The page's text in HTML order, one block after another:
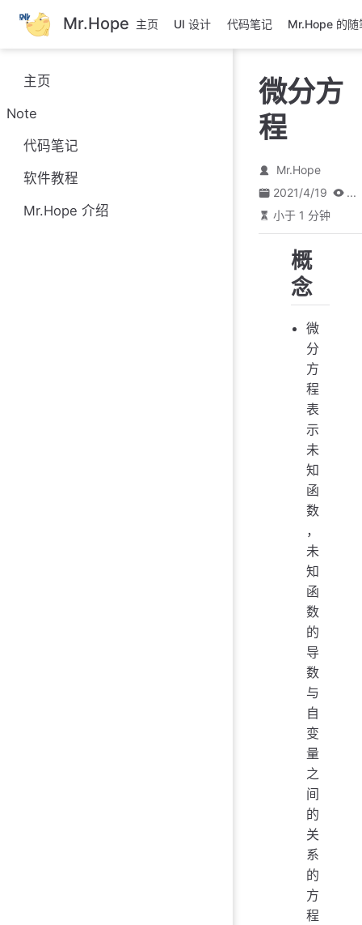
跳
至
主
要
內
Mr.Hope 主页 UI 设计 代码笔记 Mr.Hope 的随
主页
Note
代码笔记
软件教程
Mr.Hope 介绍
微分方
程
Mr.Hope
2021/4/19
...
小于 1 分钟
概
念
微
分
方
程
表
示
未
知
函
数
，
未
知
函
数
的
导
数
与
自
变
量
之
间
的
关
系
的
方
程